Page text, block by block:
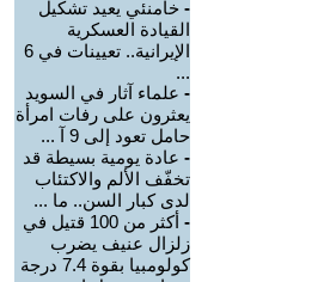
- خامنئي يعيد تشكيل
القيادة العسكرية
الإيرانية.. تعيينات في 6
...
- علماء آثار في السويد
يعثرون على رفات امرأة
حامل تعود إلى 9 آ ...
- عادة يومية بسيطة قد
تخفّف الألم والاكتئاب
لدى كبار السن.. ما ...
-
أكثر من 100 قتيل في
زلزال عنيف يضرب
كولومبيا بقوة 7.4 درجة